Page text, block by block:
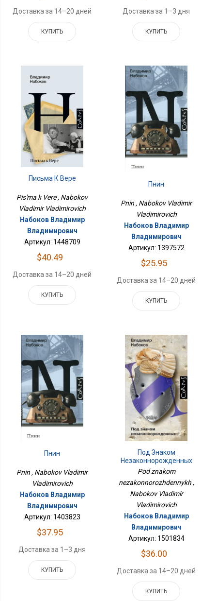
Доставка за 14–20 дней
КУПИТЬ
Доставка за 1–3 дня
КУПИТЬ
Письма К Вере
Pis'ma k Vere , Nabokov
Vladimir Vladimirovich
Набоков Владимир
Владимирович
Артикул: 1448709
$40.49
Доставка за 14–20 дней
КУПИТЬ
Пнин
Pnin , Nabokov Vladimir
Vladimirovich
Набоков Владимир
Владимирович
Артикул: 1397572
$25.95
Доставка за 14–20 дней
КУПИТЬ
Пнин
Pnin , Nabokov Vladimir
Vladimirovich
Набоков Владимир
Владимирович
Артикул: 1403823
$37.95
Доставка за 1–3 дня
КУПИТЬ
Под Знаком
Незаконнорожденных
Pod znakom
nezakonnorozhdennykh ,
Nabokov Vladimir
Vladimirovich
Набоков Владимир
Владимирович
Артикул: 1501834
$36.00
Доставка за 14–20 дней
КУПИТЬ